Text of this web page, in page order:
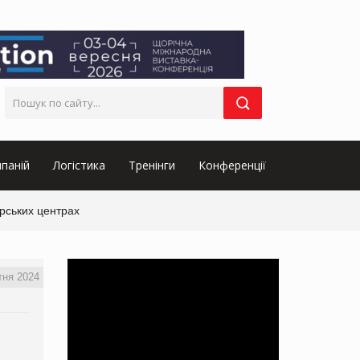
Логістика Тренінги Конференції
центрах
2024